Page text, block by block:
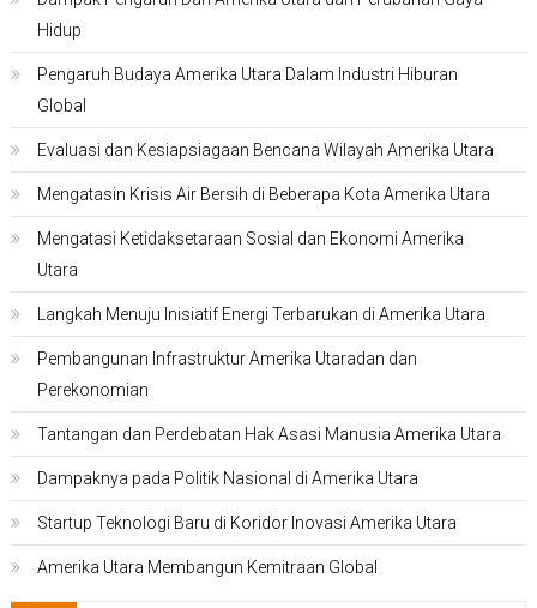
Hidup
Pengaruh Budaya Amerika Utara Dalam Industri Hiburan
Global
Evaluasi dan Kesiapsiagaan Bencana Wilayah Amerika Utara
Mengatasin Krisis Air Bersih di Beberapa Kota Amerika Utara
Mengatasi Ketidaksetaraan Sosial dan Ekonomi Amerika
Utara
Langkah Menuju Inisiatif Energi Terbarukan di Amerika Utara
Pembangunan Infrastruktur Amerika Utaradan dan
Perekonomian
Tantangan dan Perdebatan Hak Asasi Manusia Amerika Utara
Dampaknya pada Politik Nasional di Amerika Utara
Startup Teknologi Baru di Koridor Inovasi Amerika Utara
Amerika Utara Membangun Kemitraan Global